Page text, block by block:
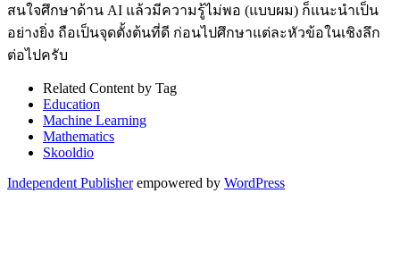
สนใจศึกษาด้าน AI แล้วมีความรู้ไม่พอ (แบบผม) ก็แนะนำเป็น
อย่างยิ่ง ถือเป็นจุดตั้งต้นที่ดี ก่อนไปศึกษาแต่ละหัวข้อในเชิงลึก
ต่อไปครับ
Related Content by Tag
Education
Machine Learning
Mathematics
Skooldio
Independent Publisherempowered by WordPress